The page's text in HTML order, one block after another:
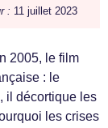
: 11 juillet 2023
2005, le film
: le
il décortique les
les crises